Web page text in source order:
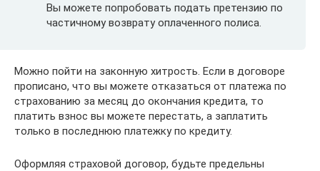
Вы можете попробовать подать претензию по
частичному возврату оплаченного полиса.
Можно пойти на законную хитрость. Если в договоре
прописано, что вы можете отказаться от платежа по
страхованию за месяц до окончания кредита, то
платить взнос вы можете перестать, а заплатить
только в последнюю платежку по кредиту.
Оформляя страховой договор, будьте предельны